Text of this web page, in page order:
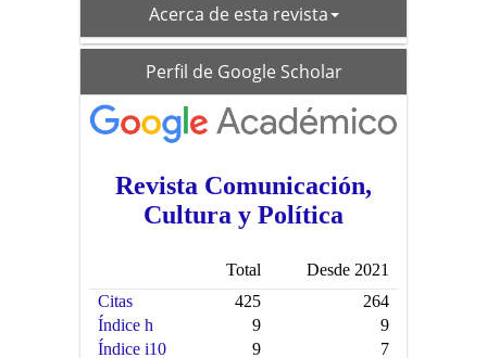
Acerca de esta revista
schoolar_profile
Perfil de Google Scholar